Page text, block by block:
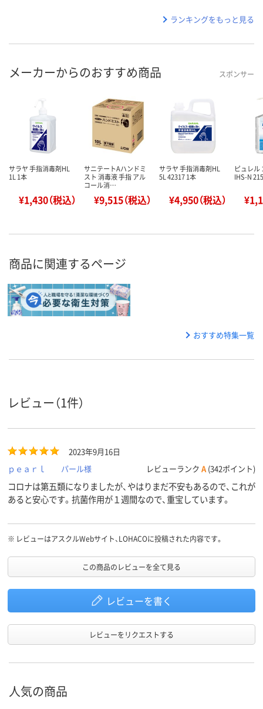
ランキングをもっと見る
メーカーからのおすすめ商品 スポンサー
サラヤ 手指消毒剤HL
1L 1本
¥1,430（税込）
サニテートAハンドミ
スト 消毒液 手指 アル
コール消…
¥9,515（税込）
サラヤ 手指消毒剤HL
5L 42317 1本
¥4,950（税込）
ピュレル
IHS-N
商品に関連するページ
おすすめ特集一覧
レビュー（1件）
2023年9月16日
ｐｅａｒｌ パール様
レビューランク A (342ポイント)
コロナは第五類になりましたが、やはりまだ不安もあるので、これが
あると安心です。抗菌作用が１週間なので、重宝しています。
※ レビューはアスクルWebサイト、LOHACOに投稿された内容です。
この商品のレビューを全て見る
レビューを書く
レビューをリクエストする
人気の商品